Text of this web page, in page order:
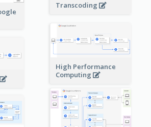
Transcoding
High Performance
Computing